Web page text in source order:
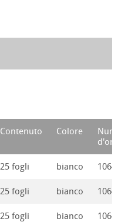
Contenuto Colore
25 fogli bianco
25 fogli bianco
25 fogli bianco